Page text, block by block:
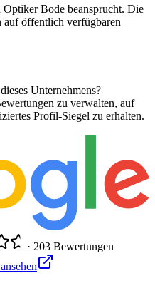
Optiker Bode beansprucht. Die
auf öffentlich verfügbaren
Unternehmens?
zu verwalten, auf
Profil-Siegel zu erhalten.
· 203 Bewertungen